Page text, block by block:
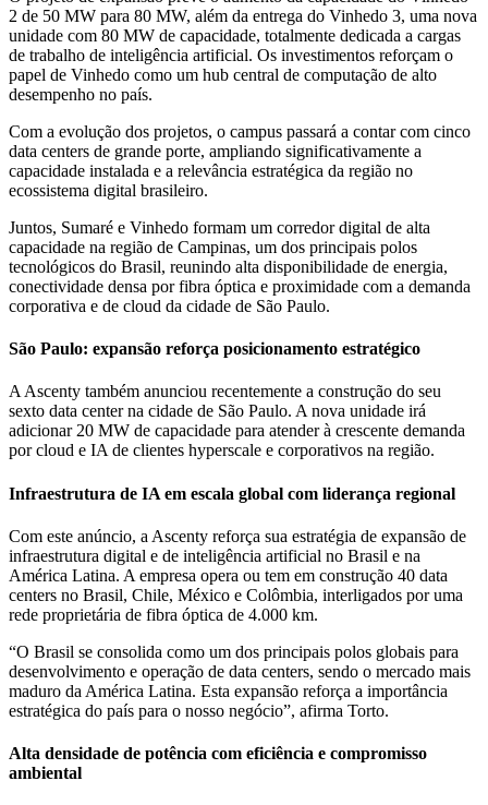
2 de 50 MW para 80 MW, além da entrega do Vinhedo 3, uma nova
unidade com 80 MW de capacidade, totalmente dedicada a cargas
de trabalho de inteligência artificial. Os investimentos reforçam o
papel de Vinhedo como um hub central de computação de alto
desempenho no país.
Com a evolução dos projetos, o campus passará a contar com cinco
data centers de grande porte, ampliando significativamente a
capacidade instalada e a relevância estratégica da região no
ecossistema digital brasileiro.
Juntos, Sumaré e Vinhedo formam um corredor digital de alta
capacidade na região de Campinas, um dos principais polos
tecnológicos do Brasil, reunindo alta disponibilidade de energia,
conectividade densa por fibra óptica e proximidade com a demanda
corporativa e de cloud da cidade de São Paulo.
São Paulo: expansão reforça posicionamento estratégico
A Ascenty também anunciou recentemente a construção do seu
sexto data center na cidade de São Paulo. A nova unidade irá
adicionar 20 MW de capacidade para atender à crescente demanda
por cloud e IA de clientes hyperscale e corporativos na região.
Infraestrutura de IA em escala global com liderança regional
Com este anúncio, a Ascenty reforça sua estratégia de expansão de
infraestrutura digital e de inteligência artificial no Brasil e na
América Latina. A empresa opera ou tem em construção 40 data
centers no Brasil, Chile, México e Colômbia, interligados por uma
rede proprietária de fibra óptica de 4.000 km.
“O Brasil se consolida como um dos principais polos globais para
desenvolvimento e operação de data centers, sendo o mercado mais
maduro da América Latina. Esta expansão reforça a importância
estratégica do país para o nosso negócio”, afirma Torto.
Alta densidade de potência com eficiência e compromisso
ambiental